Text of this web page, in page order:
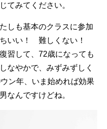
てみてください。
しも基本のクラスに参加
ちいい！ 難しくない！
習して、72歳になっても
なやかで、みずみずしく
ン年、いま始めれば効果
んですけどね。